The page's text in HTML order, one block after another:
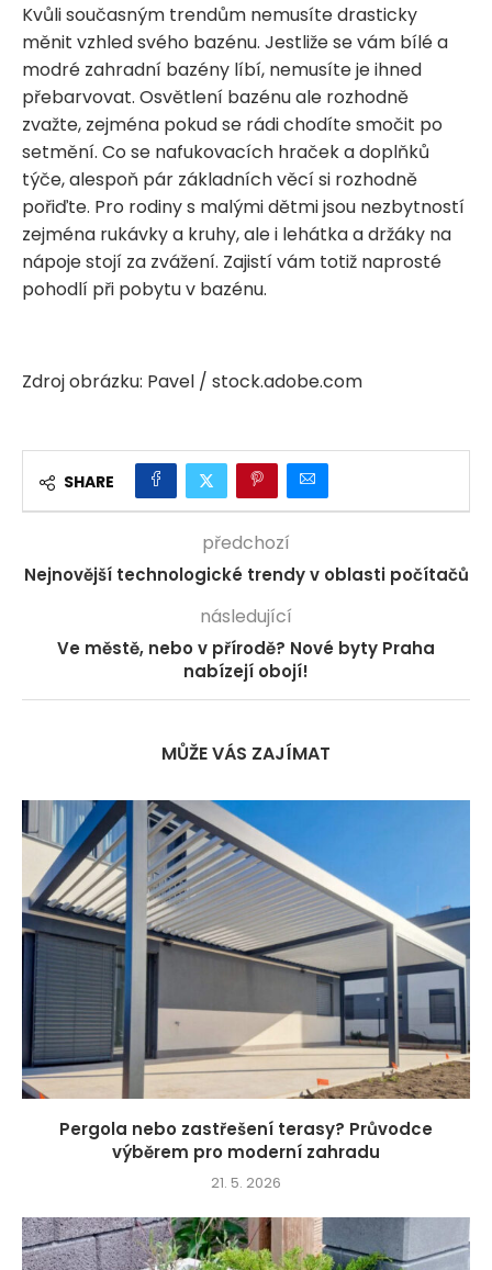
Kvůli současným trendům nemusíte drasticky
měnit vzhled svého bazénu. Jestliže se vám bílé a
modré zahradní bazény líbí, nemusíte je ihned
přebarvovat. Osvětlení bazénu ale rozhodně
zvažte, zejména pokud se rádi chodíte smočit po
setmění. Co se nafukovacích hraček a doplňků
týče, alespoň pár základních věcí si rozhodně
pořiďte. Pro rodiny s malými dětmi jsou nezbytností
zejména rukávky a kruhy, ale i lehátka a držáky na
nápoje stojí za zvážení. Zajistí vám totiž naprosté
pohodlí při pobytu v bazénu.
Zdroj obrázku: Pavel / stock.adobe.com
SHARE
předchozí
Nejnovější technologické trendy v oblasti počítačů
následující
Ve městě, nebo v přírodě? Nové byty Praha
nabízejí obojí!
MŮŽE VÁS ZAJÍMAT
Pergola nebo zastřešení terasy? Průvodce
výběrem pro moderní zahradu
21. 5. 2026